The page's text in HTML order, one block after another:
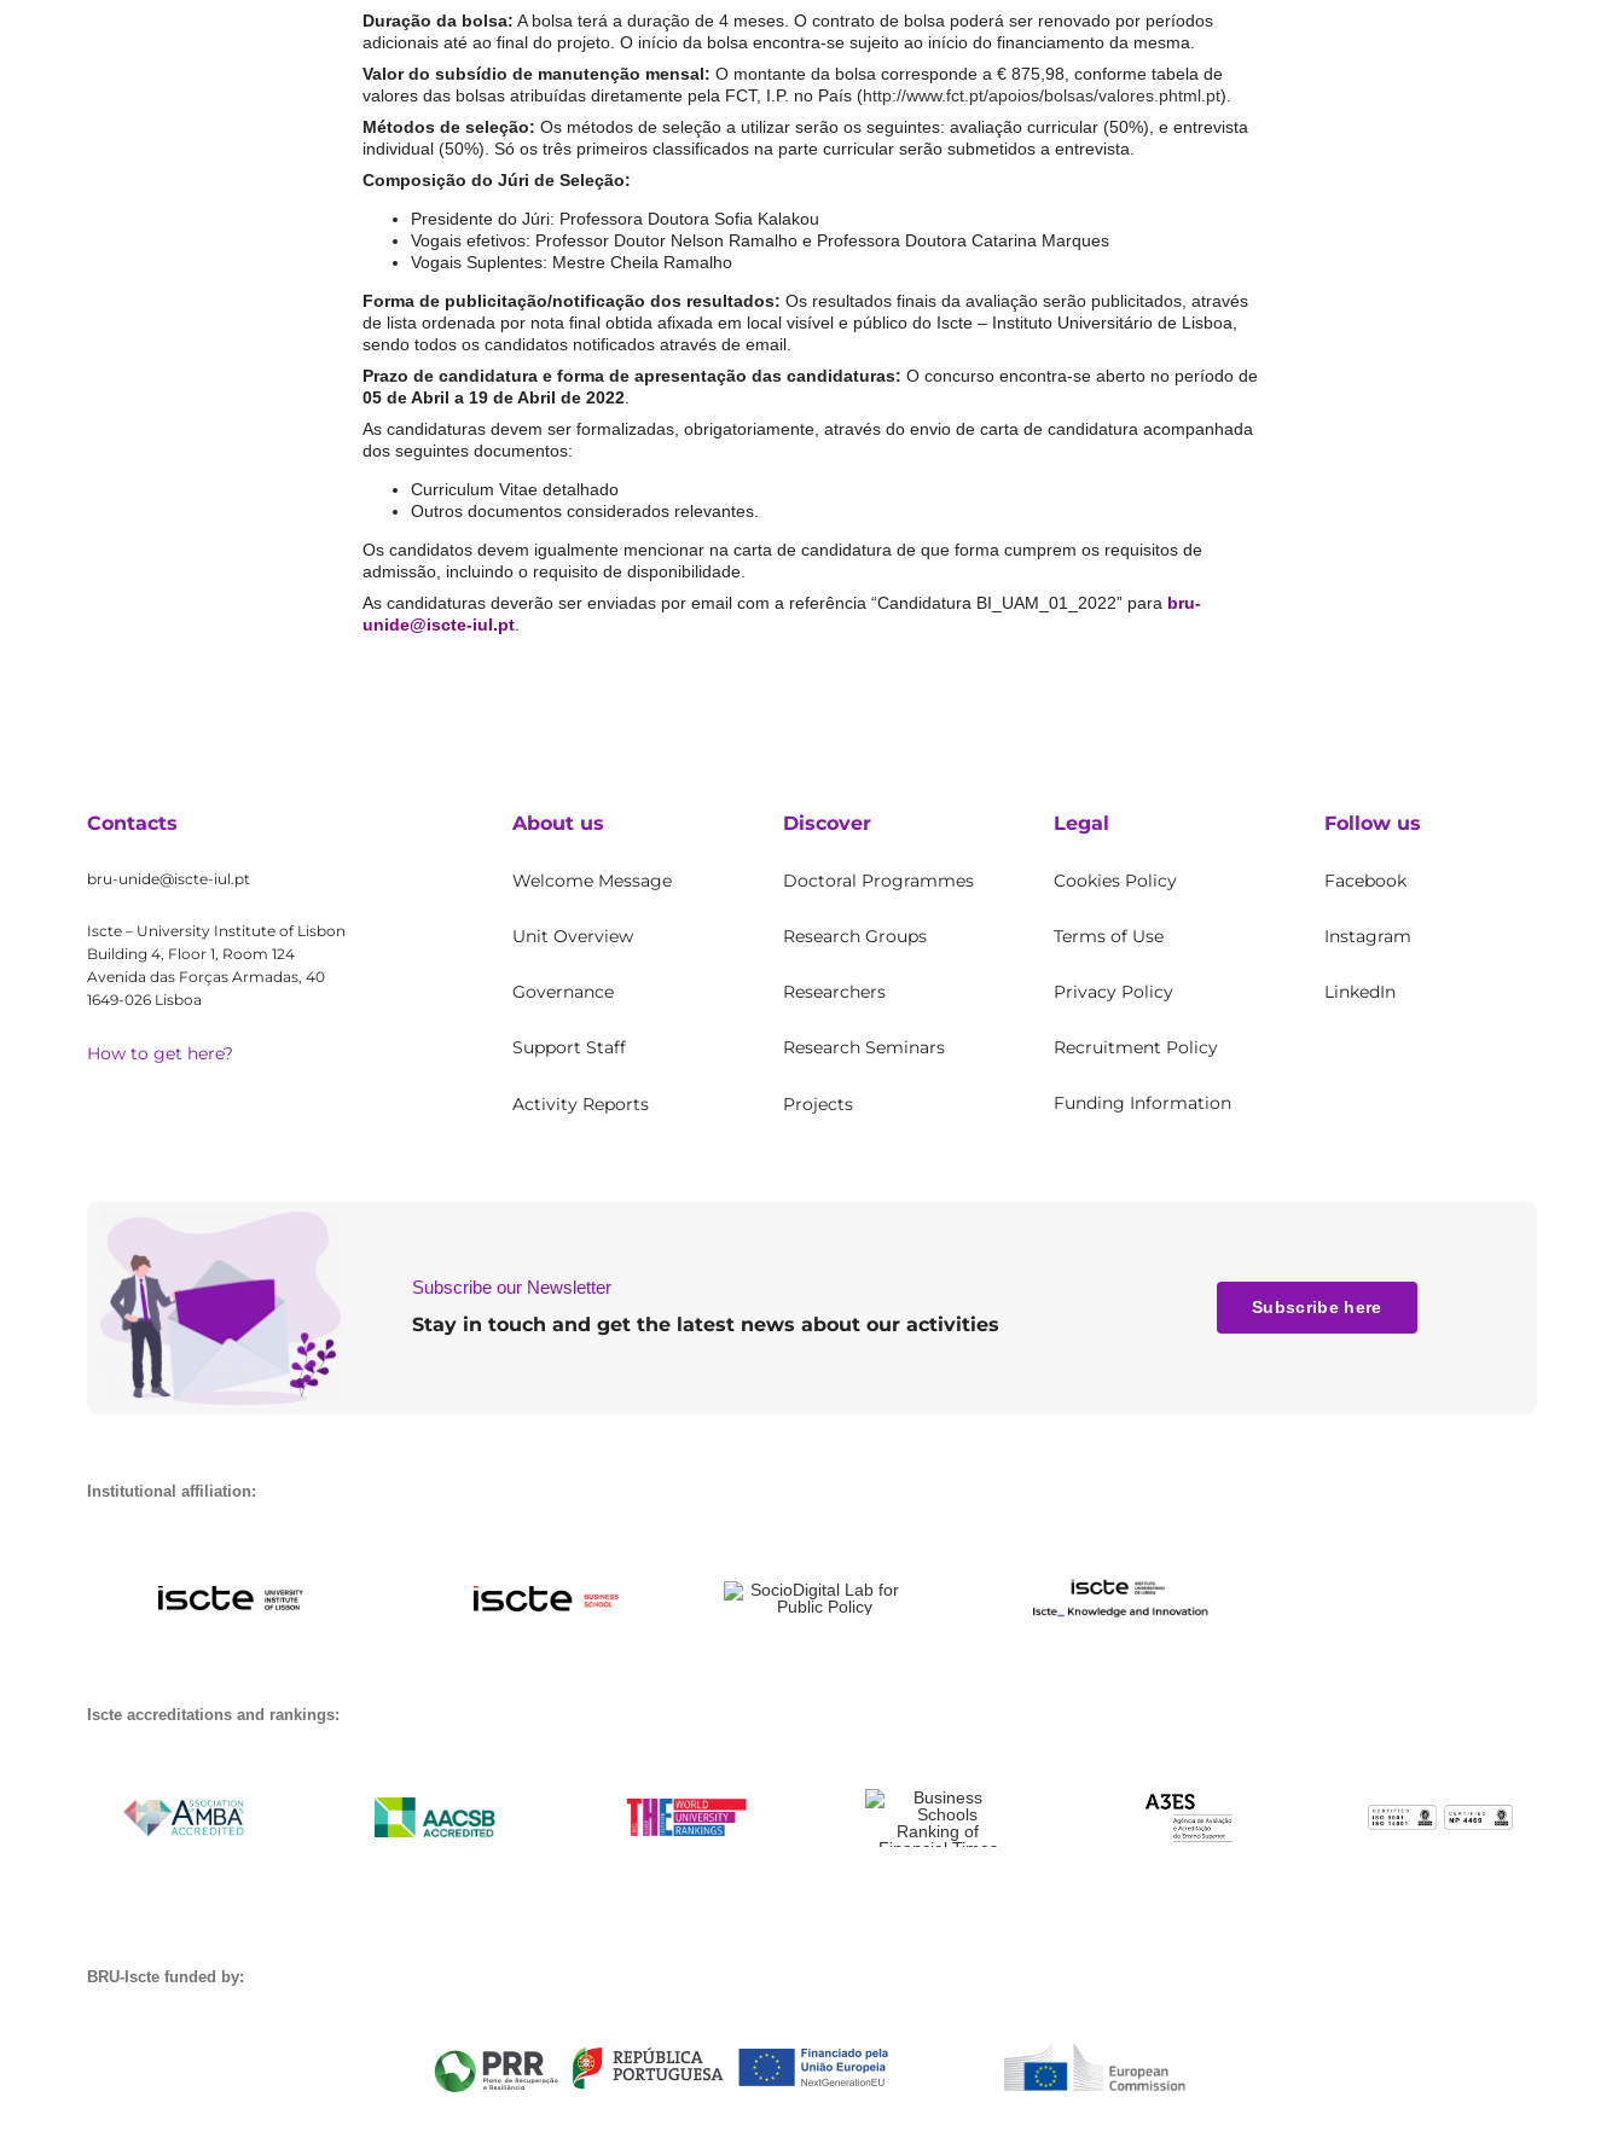
Duração da bolsa: A bolsa terá a duração de 4 meses. O contrato de bolsa poderá ser renovado por períodos
adicionais até ao final do projeto. O início da bolsa encontra-se sujeito ao início do financiamento da mesma.
Valor do subsídio de manutenção mensal: O montante da bolsa corresponde a € 875,98, conforme tabela de
valores das bolsas atribuídas diretamente pela FCT, I.P. no País (http://www.fct.pt/apoios/bolsas/valores.phtml.pt).
Métodos de seleção: Os métodos de seleção a utilizar serão os seguintes: avaliação curricular (50%), e entrevista
individual (50%). Só os três primeiros classificados na parte curricular serão submetidos a entrevista.
Composição do Júri de Seleção:
Presidente do Júri: Professora Doutora Sofia Kalakou
Vogais efetivos: Professor Doutor Nelson Ramalho e Professora Doutora Catarina Marques
Vogais Suplentes: Mestre Cheila Ramalho
Forma de publicitação/notificação dos resultados: Os resultados finais da avaliação serão publicitados, através
de lista ordenada por nota final obtida afixada em local visível e público do Iscte – Instituto Universitário de Lisboa,
sendo todos os candidatos notificados através de email.
Prazo de candidatura e forma de apresentação das candidaturas: O concurso encontra-se aberto no período de
05 de Abril a 19 de Abril de 2022.
As candidaturas devem ser formalizadas, obrigatoriamente, através do envio de carta de candidatura acompanhada
dos seguintes documentos:
Curriculum Vitae detalhado
Outros documentos considerados relevantes.
Os candidatos devem igualmente mencionar na carta de candidatura de que forma cumprem os requisitos de
admissão, incluindo o requisito de disponibilidade.
As candidaturas deverão ser enviadas por email com a referência “Candidatura BI_UAM_01_2022” para bru-
unide@iscte-iul.pt.
Contacts
bru-unide@iscte-iul.pt
Iscte – University Institute of Lisbon
Building 4, Floor 1, Room 124
Avenida das Forças Armadas, 40
1649-026 Lisboa
How to get here?
About us
Welcome Message
Unit Overview
Governance
Support Staff
Activity Reports
Discover
Doctoral Programmes
Research Groups
Researchers
Research Seminars
Projects
Legal
Cookies Policy
Terms of Use
Privacy Policy
Recruitment Policy
Funding Information
Follow us
Facebook
Instagram
LinkedIn
Subscribe our Newsletter
Stay in touch and get the latest news about our activities
Subscribe here
Institutional affiliation:
Iscte accreditations and rankings:
BRU-Iscte funded by: